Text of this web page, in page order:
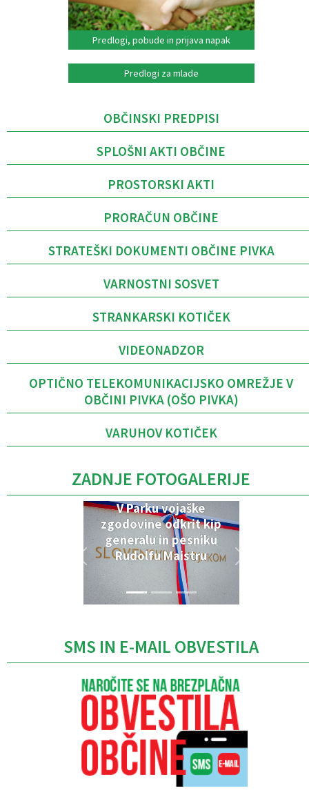
Predlogi, pobude in prijava napak
Predlogi za mlade
OBČINSKI PREDPISI
SPLOŠNI AKTI OBČINE
PROSTORSKI AKTI
PRORAČUN OBČINE
STRATEŠKI DOKUMENTI OBČINE PIVKA
VARNOSTNI SOSVET
STRANKARSKI KOTIČEK
VIDEONADZOR
OPTIČNO TELEKOMUNIKACIJSKO OMREŽJE V
OBČINI PIVKA (OŠO PIVKA)
VARUHOV KOTIČEK
ZADNJE FOTOGALERIJE
V Parku vojaške
zgodovine odkrit kip
generalu in pesniku
Rudolfu Maistru
SMS IN E-MAIL OBVESTILA